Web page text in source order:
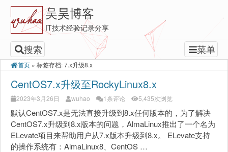
吴昊博客
IT技术经验记录分享
搜索 菜单
首页 » 标签存档: 7.x升级8.x
CentOS7.x升级至RockyLinux8.x
2023年3月26日 wuhao 1条评论 5,435次浏览
默认CentOS7.x是无法直接升级到8.x任何版本的，为了解决
CentOS7.x升级到8.x版本的问题，AlmaLinux推出了一个名为
ELevate项目来帮助用户从7.x版本升级到8.x。 ELevate支持
的操作系统有：AlmaLinux8、CentOS …